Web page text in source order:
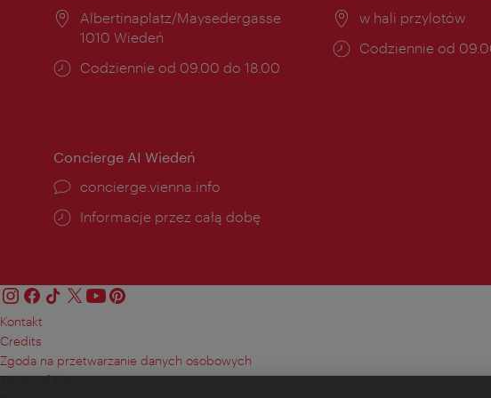
Miejsce:
Albertinaplatz/Maysedergasse
1010 Wiedeń
Godziny
Codziennie od 09.00 do 18.00
Miejsce:
w hali przylotów
Godziny
Codziennie od
Concierge AI Wiedeń
concierge.vienna.info
Informacje przez całą dobę
Kontakt
Credits
Zgoda na przetwarzanie danych osobowych
Terms of Use